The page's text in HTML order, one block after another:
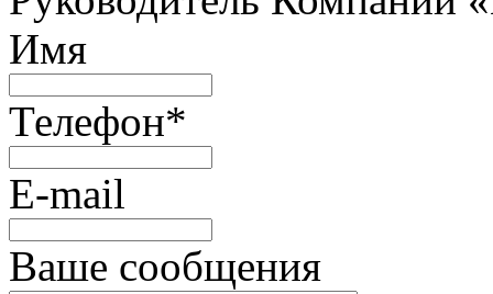
Имя
Телефон*
E-mail
Ваше сообщения